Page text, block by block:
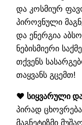
და კოსმიურ
პიროვნული
და ენერგია
ნებისმიერი
თქვენს
თაყვანს გცემთ!
❤️ სიყვარული
პირად
მაგნეტიზმი